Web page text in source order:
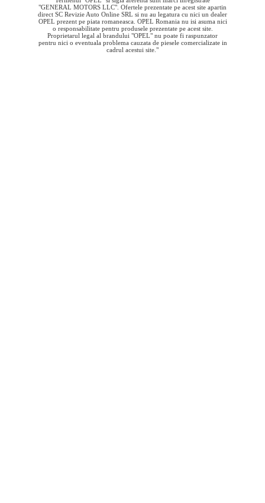
"GENERAL MOTORS LLC". Ofertele prezentate pe acest site apartin
direct SC Revizie Auto Online SRL si nu au legatura cu nici un dealer
OPEL prezent pe piata romaneasca. OPEL Romania nu isi asuma nici
o responsabilitate pentru produsele prezentate pe acest site.
Proprietarul legal al brandului "OPEL" nu poate fi raspunzator
pentru nici o eventuala problema cauzata de piesele comercializate in
cadrul acestui site."